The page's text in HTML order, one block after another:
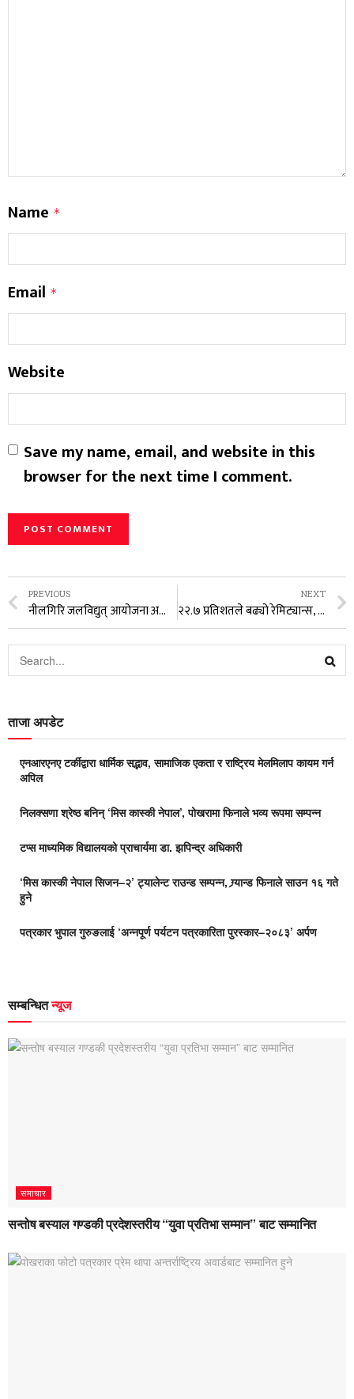
Name *
Email *
Website
Save my name, email, and website in this
browser for the next time I comment.
PREVIOUS
नीलगिरि जलविद्युत् आयोजना अन्तिम चरणमा
NEXT
२२.७ प्रतिशतले बढ्यो रेमिट्यान्स, ११ महिनामा सवा ११ खर्ब भित्रियो
ताजा अपडेट
एनआरएनए टर्कीद्वारा धार्मिक सद्भाव, सामाजिक एकता र राष्ट्रिय मेलमिलाप कायम गर्न
अपिल
निलक्सणा श्रेष्ठ बनिन् ‘मिस कास्की नेपाल’, पोखरामा फिनाले भव्य रूपमा सम्पन्न
टप्स माध्यमिक विद्यालयको प्राचार्यमा डा. झपिन्द्र अधिकारी
‘मिस कास्की नेपाल सिजन–२’ ट्यालेन्ट राउन्ड सम्पन्न, ग्र्यान्ड फिनाले साउन १६ गते
हुने
पत्रकार भुपाल गुरुङलाई ‘अन्नपूर्ण पर्यटन पत्रकारिता पुरस्कार–२०८३’ अर्पण
सम्बन्धितन्यूज
समाचार
सन्तोष बस्याल गण्डकी प्रदेशस्तरीय “युवा प्रतिभा सम्मान” बाट सम्मानित